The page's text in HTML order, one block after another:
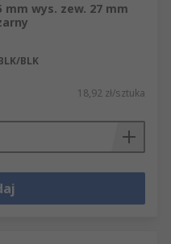
mm wys. zew. 27 mm
BLK
18,92 zł/sztuka